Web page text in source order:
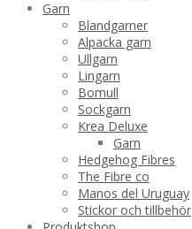
Garn
Blandgarner
Alpacka garn
Ullgarn
Lingarn
Bomull
Sockgarn
Krea Deluxe
Garn
Hedgehog Fibres
The Fibre co
Manos del Uruguay
Stickor och tillbehör